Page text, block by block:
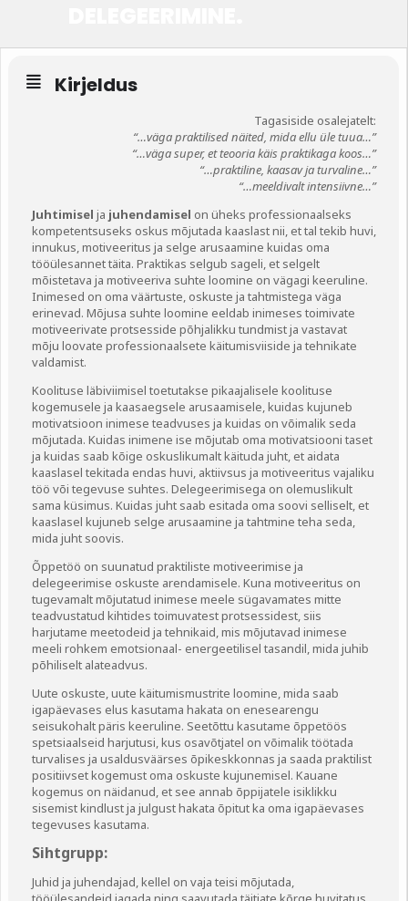
Publikatsioonid
ICC komisjonid
Digiraamatukogu
Juhendid ja väljaanded
Videod
Kontakt
Liitu meililistiga
Oskusteave
Incoterms® 2020
Abimaterjalid
Projektid
Kirjeldus
Tagasiside osalejatelt:
“…väga praktilised näited, mida ellu üle tuua…”
“…väga super, et teooria käis praktikaga koos…”
“…praktiline, kaasav ja turvaline…”
“…meeldivalt intensiivne…”
Juhtimisel ja juhendamisel on üheks professionaalseks
kompetentsuseks oskus mõjutada kaaslast nii, et tal tekib huvi,
innukus, motiveeritus ja selge arusaamine kuidas oma
tööülesannet täita. Praktikas selgub sageli, et selgelt
mõistetava ja motiveeriva suhte loomine on vägagi keeruline.
Inimesed on oma väärtuste, oskuste ja tahtmistega väga
erinevad. Mõjusa suhte loomine eeldab inimeses toimivate
motiveerivate protsesside põhjalikku tundmist ja vastavat
mõju loovate professionaalsete käitumisviiside ja tehnikate
valdamist.
Koolituse läbiviimisel toetutakse pikaajalisele koolituse
kogemusele ja kaasaegsele arusaamisele, kuidas kujuneb
motivatsioon inimese teadvuses ja kuidas on võimalik seda
mõjutada. Kuidas inimene ise mõjutab oma motivatsiooni taset
ja kuidas saab kõige oskuslikumalt käituda juht, et aidata
kaaslasel tekitada endas huvi, aktiivsus ja motiveeritus vajaliku
töö või tegevuse suhtes. Delegeerimisega on olemuslikult
sama küsimus. Kuidas juht saab esitada oma soovi selliselt, et
kaaslasel kujuneb selge arusaamine ja tahtmine teha seda,
mida juht soovis.
Õppetöö on suunatud praktiliste motiveerimise ja
delegeerimise oskuste arendamisele. Kuna motiveeritus on
tugevamalt mõjutatud inimese meele sügavamates mitte
teadvustatud kihtides toimuvatest protsessidest, siis
harjutame meetodeid ja tehnikaid, mis mõjutavad inimese
meeli rohkem emotsionaal- energeetilisel tasandil, mida juhib
põhiliselt alateadvus.
Uute oskuste, uute käitumismustrite loomine, mida saab
igapäevases elus kasutama hakata on enesearengu
seisukohalt päris keeruline. Seetõttu kasutame õppetöös
spetsiaalseid harjutusi, kus osavõtjatel on võimalik töötada
turvalises ja usaldusväärses õpikeskkonnas ja saada praktilist
positiivset kogemust oma oskuste kujunemisel. Kauane
kogemus on näidanud, et see annab õppijatele isiklikku
sisemist kindlust ja julgust hakata õpitut ka oma igapäevases
tegevuses kasutama.
Sihtgrupp:
Juhid ja juhendajad, kellel on vaja teisi mõjutada,